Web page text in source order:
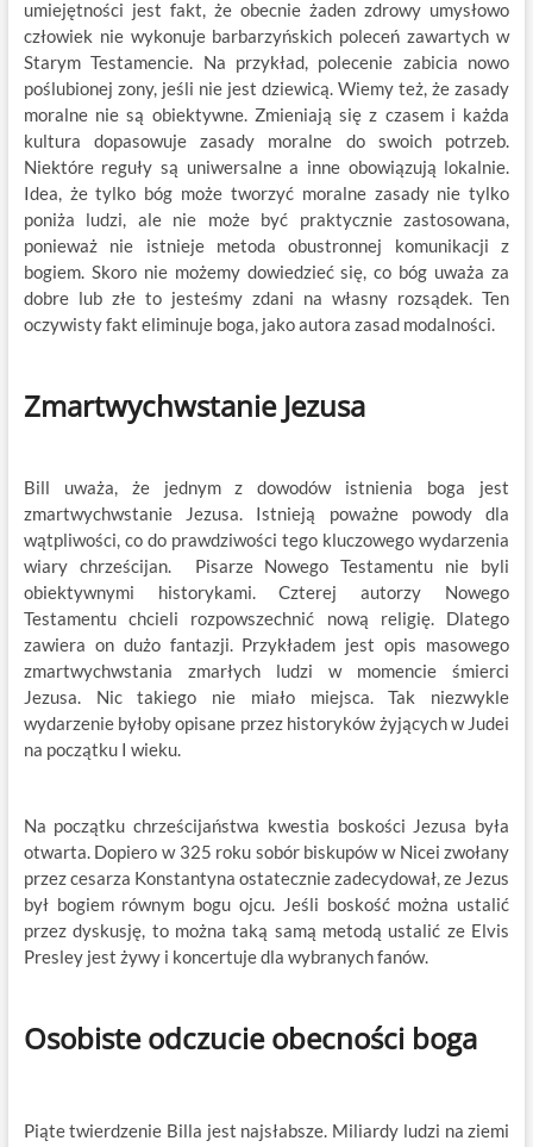
umiejętności jest fakt, że obecnie żaden zdrowy umysłowo
człowiek nie wykonuje barbarzyńskich poleceń zawartych w
Starym Testamencie. Na przykład, polecenie zabicia nowo
poślubionej zony, jeśli nie jest dziewicą. Wiemy też, że zasady
moralne nie są obiektywne. Zmieniają się z czasem i każda
kultura dopasowuje zasady moralne do swoich potrzeb.
Niektóre reguły są uniwersalne a inne obowiązują lokalnie.
Idea, że tylko bóg może tworzyć moralne zasady nie tylko
poniża ludzi, ale nie może być praktycznie zastosowana,
ponieważ nie istnieje metoda obustronnej komunikacji z
bogiem. Skoro nie możemy dowiedzieć się, co bóg uważa za
dobre lub złe to jesteśmy zdani na własny rozsądek. Ten
oczywisty fakt eliminuje boga, jako autora zasad modalności.
Zmartwychwstanie Jezusa
Bill uważa, że jednym z dowodów istnienia boga jest
zmartwychwstanie Jezusa. Istnieją poważne powody dla
wątpliwości, co do prawdziwości tego kluczowego wydarzenia
wiary chrześcijan. Pisarze Nowego Testamentu nie byli
obiektywnymi historykami. Czterej autorzy Nowego
Testamentu chcieli rozpowszechnić nową religię. Dlatego
zawiera on dużo fantazji. Przykładem jest opis masowego
zmartwychwstania zmarłych ludzi w momencie śmierci
Jezusa. Nic takiego nie miało miejsca. Tak niezwykle
wydarzenie byłoby opisane przez historyków żyjących w Judei
na początku I wieku.
Na początku chrześcijaństwa kwestia boskości Jezusa była
otwarta. Dopiero w 325 roku sobór biskupów w Nicei zwołany
przez cesarza Konstantyna ostatecznie zadecydował, ze Jezus
był bogiem równym bogu ojcu. Jeśli boskość można ustalić
przez dyskusję, to można taką samą metodą ustalić ze Elvis
Presley jest żywy i koncertuje dla wybranych fanów.
Osobiste odczucie obecności boga
Piąte twierdzenie Billa jest najsłabsze. Miliardy ludzi na ziemi